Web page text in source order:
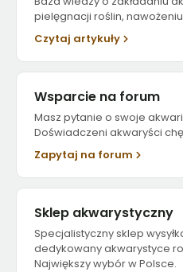
pielęgnacji roślin, nawożeniu
Czytaj artykuły
Wsparcie na forum
Masz pytanie o swoje
Doświadczeni akwaryści
Zapytaj na forum
Sklep akwarystyczny
Specjalistyczny sklep
dedykowany akwarystyce
Największy wybór w Polsce.